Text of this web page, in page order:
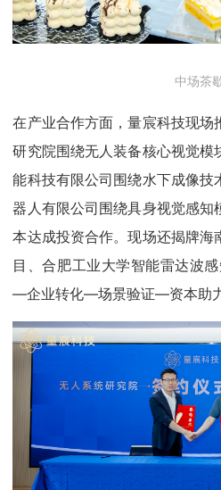
中场茶
在产业合作方面，量宸科技现场
研究院围绕无人装备核心视觉模
能科技有限公司围绕水下成像技
器人有限公司围绕具身视觉感知
本达成投资合作。现场还揭牌海
目、合肥工业大学智能雷达波
—企业转化—场景验证—资本助力